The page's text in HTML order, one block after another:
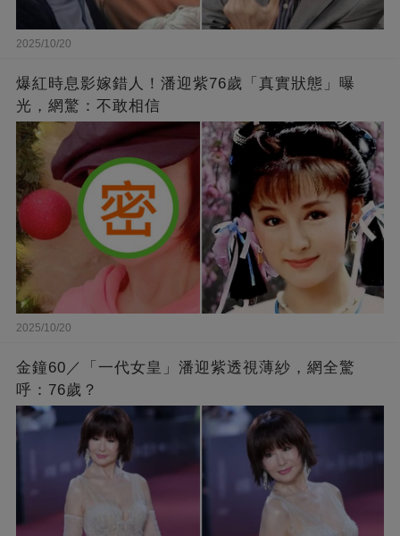
2025/10/20
爆紅時息影嫁錯人！潘迎紫76歲「真實狀態」曝
光，網驚：不敢相信
2025/10/20
金鐘60／「一代女皇」潘迎紫透視薄紗，網全驚
呼：76歲？